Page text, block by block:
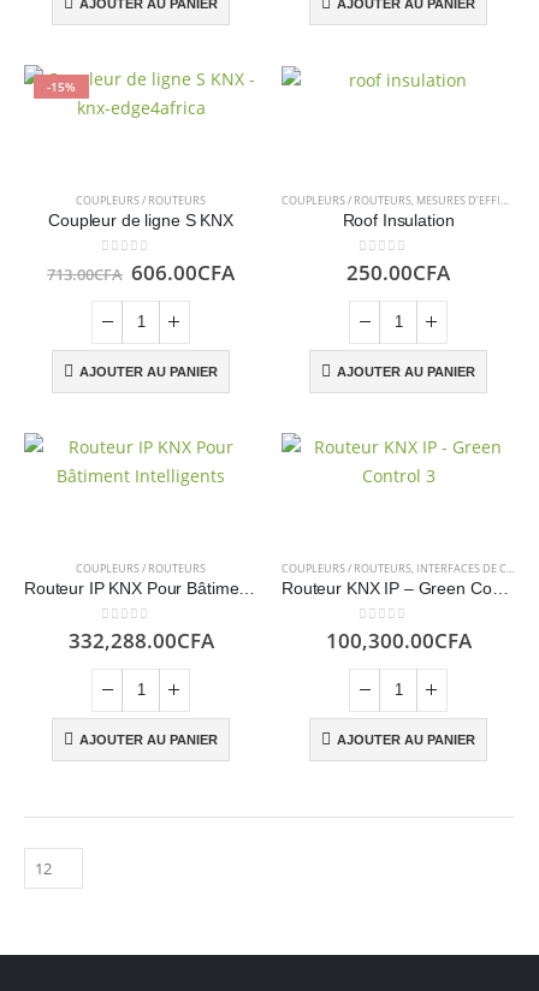
AJOUTER AU PANIER AJOUTER AU PANIER
-15%
COUPLEURS / ROUTEURS
Coupleur de ligne S KNX
sur 5
713.00CFA Le
initial
était :
713.00CFA.
606.00CFALe
606.00CFA.
AJOUTER AU PANIER
COUPLEURS / ROUTEURS, MESURES D’EFFICACITÉ ÉNERGÉTIQUE
Roof Insulation
0sur 5
250.00CFA
AJOUTER AU PANIER
COUPLEURS / ROUTEURS
Routeur IP KNX Pour Bâtiment Intelligents – GSV
0 sur 5
332,288.00CFA
AJOUTER AU PANIER
COUPLEURS / ROUTEURS, INTERFACES DE COMMUNICATION
Routeur KNX IP – Green Controls
0 sur 5
100,300.00CFA
AJOUTER AU PANIER